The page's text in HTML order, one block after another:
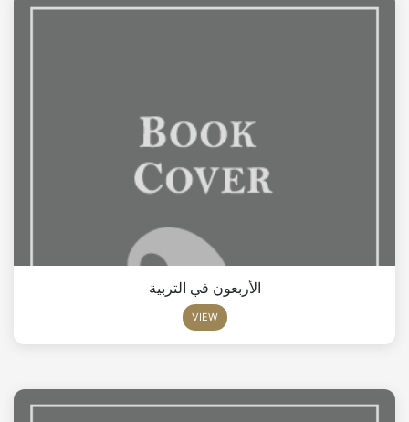
الأربعون في التربية
VIEW